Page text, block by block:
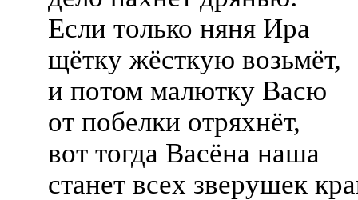
Если только няня Ира
щётку жёсткую возьмёт,
и потом малютку Васю
от побелки отряхнёт,
вот тогда Васёна наша
станет всех зверушек